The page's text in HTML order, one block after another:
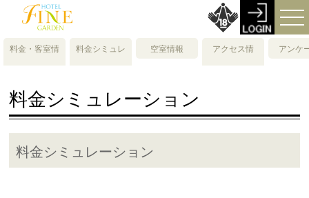
料金・客室情
料金シミュレ
空室情報
アクセス情
アンケ
料金シミュレーション
料金シミュレーション